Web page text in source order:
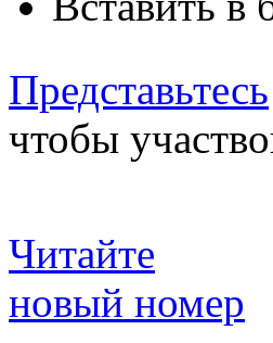
Представьтесь
чтобы
Читайте
новый номер